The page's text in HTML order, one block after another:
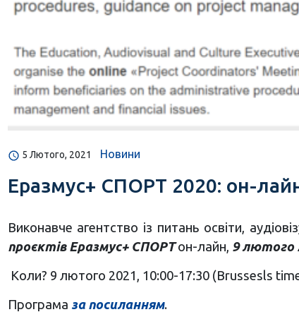
5 Лютого, 2021 Новини
Еразмус+ СПОРТ 2020: он-
Виконавче агентство із питань освіти,
проєктів Еразмус+ СПОРТон-лайн, 9 лютого
Коли? 9 лютого 2021, 10:00-17:30 (Brussesls
Програма за посиланням.